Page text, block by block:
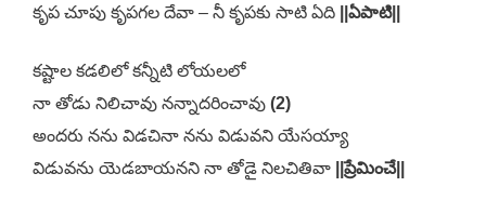
కృప చూపు కృపగల దేవా – నీ కృపకు సాటి ఏది ||ఏపాటి||
కష్టాల కడలిలో కన్నీటి లోయలలో
నా తోడు నిలిచావు నన్నాదరించావు (2)
అందరు నను విడచినా నను విడువని యేసయ్యా
విడువను యెడబాయనని నా తోడై నిలచితివా ||ప్రేమించే||